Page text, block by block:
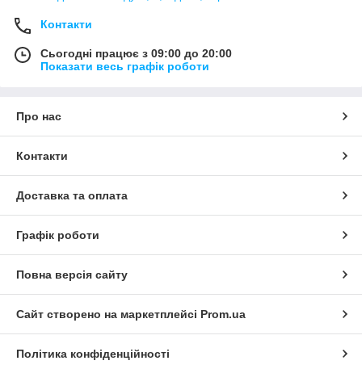
Контакти
Сьогодні працює з 09:00 до 20:00
Показати весь графік роботи
Про нас
Контакти
Доставка та оплата
Графік роботи
Повна версія сайту
Сайт створено на маркетплейсі Prom.ua
Політика конфіденційності